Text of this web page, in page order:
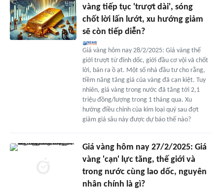
vàng tiếp tục 'trượt dài', sóng
chốt lời lấn lướt, xu hướng giảm
sẽ còn tiếp diễn?
Giá vàng hôm nay 28/2/2025: Giá vàng thế
giới trượt từ đỉnh dốc, giới đầu cơ vội vã chốt
lời, bán ra ồ ạt. Một số nhà đầu tư cho rằng,
tiềm năng tăng giá của vàng đã cạn kiệt. Tuy
nhiên, giá vàng trong nước đã tăng tới 2,1
triệu đồng/lượng trong 1 tháng qua. Xu
hướng điều chỉnh của kim loại quý sau đợt
giảm giá sâu này được dự báo thế nào?
Giá vàng hôm nay 27/2/2025: Giá
vàng 'cạn' lực tăng, thế giới và
trong nước cùng lao dốc, nguyên
nhân chính là gì?